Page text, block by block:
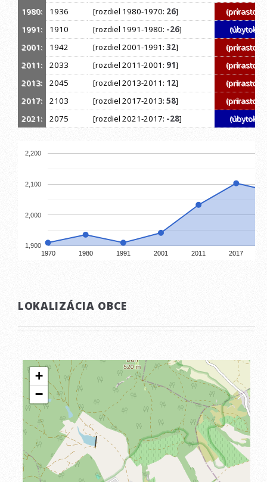
1980:
1936 [rozdiel 1980-1970: 26]
(prírastok)
1991:
1910 [rozdiel 1991-1980: -26]
(úbytok)
2001:
1942 [rozdiel 2001-1991: 32]
(prírastok)
2011:
2033 [rozdiel 2011-2001: 91]
(prírastok)
2013:
2045 [rozdiel 2013-2011: 12]
(prírastok)
2017:
2103 [rozdiel 2017-2013: 58]
(prírastok)
2021:
2075 [rozdiel 2021-2017: -28] (úbytok)
1970 1980 1991 2001 2011 2017
1,900
2,000
2,100
2,200
LOKALIZÁCIA OBCE